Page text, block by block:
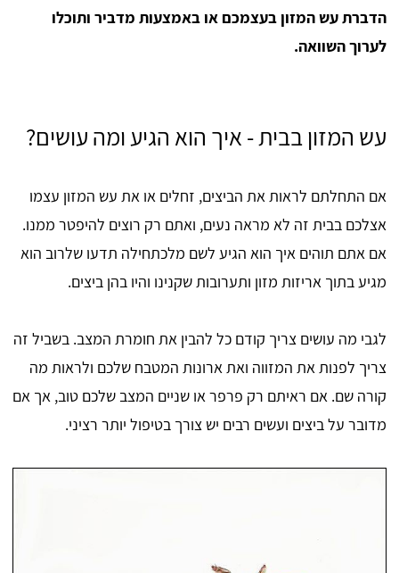
הדברת עש המזון בעצמכם או באמצעות מדביר ותוכלו
לערוך השוואה.
עש המזון בבית - איך הוא הגיע ומה עושים?
אם התחלתם לראות את הביצים, זחלים או את עש המזון עצמו
אצלכם בבית זה לא מראה נעים, ואתם רק רוצים להיפטר ממנו.
אם אתם תוהים איך הוא הגיע לשם מלכתחילה תדעו שלרוב הוא
מגיע בתוך אריזות מזון ותערובות שקנינו והיו בהן ביצים.
לגבי מה עושים צריך קודם כל להבין את חומרת המצב. בשביל זה
צריך לפנות את המזווה ואת ארונות המטבח שלכם ולראות מה
קורה שם. אם ראיתם רק פרפר או שניים המצב שלכם טוב, אך אם
מדובר על ביצים ועשים רבים יש צורך בטיפול יותר רציני.